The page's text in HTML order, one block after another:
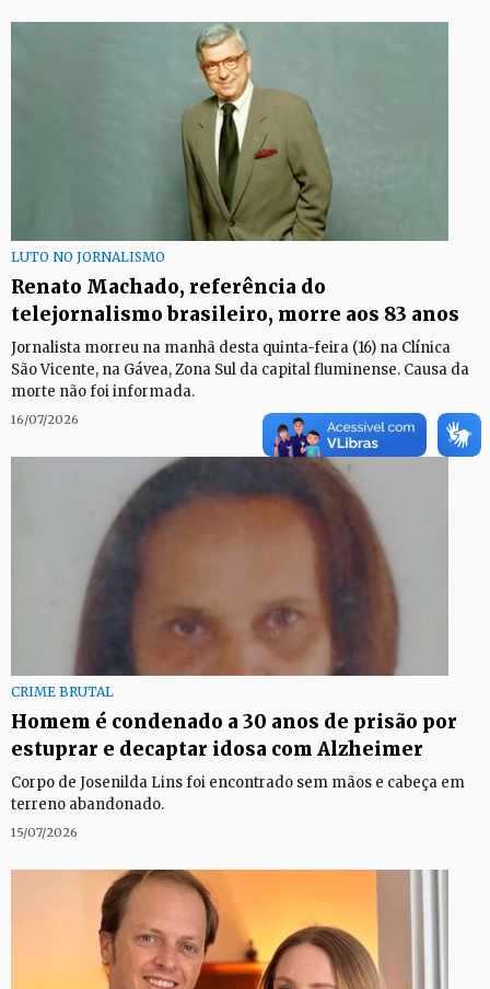
LUTO NO JORNALISMO
Renato Machado, referência do
telejornalismo brasileiro, morre aos 83 anos
Jornalista morreu na manhã desta quinta-feira (16) na Clínica
São Vicente, na Gávea, Zona Sul da capital fluminense. Causa da
morte não foi informada.
16/07/2026
CRIME BRUTAL
Homem é condenado a 30 anos de prisão por
estuprar e decaptar idosa com Alzheimer
Corpo de Josenilda Lins foi encontrado sem mãos e cabeça em
terreno abandonado.
15/07/2026